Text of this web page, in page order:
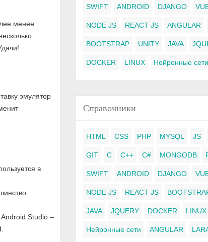
менее
эмулятор
в
Studio –
SWIFT ANDROID DJANGO
NODE JS REACT JS ANGULAR
BOOTSTRAP UNITY JAVA
DOCKER LINUX Нейронные сети
Справочники
HTML CSS PHP MYSQL JS
GIT C C++ C# MONGODB
SWIFT ANDROID DJANGO
NODE JS REACT JS
JAVA JQUERY DOCKER LINUX
Нейронные сети ANGULAR